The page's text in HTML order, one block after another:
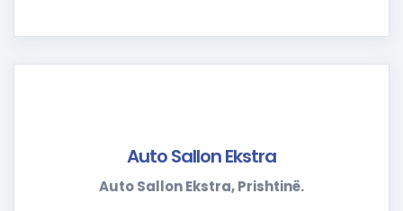
Auto Sallon Ekstra
Auto Sallon Ekstra, Prishtinë.